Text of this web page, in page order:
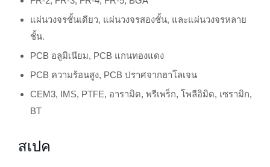
แผ่นวงจรชั้นเดียว, แผ่นวงจรสองชั้น, และแผ่นวงจรหลาย
ชั้น.
PCB อลูมิเนียม, PCB แกนทองแดง
PCB ความร้อนสูง, PCB ปราศจากฮาโลเจน
CEM3, IMS, PTFE, อารามิด, พรีเพร็ก, โพลีอิมิด, เซรามิก,
BT
สเปค